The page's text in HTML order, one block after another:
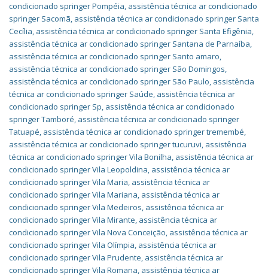
condicionado springer Pompéia, assistência técnica ar condicionado
springer Sacomã, assistência técnica ar condicionado springer Santa
Cecília, assistência técnica ar condicionado springer Santa Efigênia,
assistência técnica ar condicionado springer Santana de Parnaíba,
assistência técnica ar condicionado springer Santo amaro,
assistência técnica ar condicionado springer São Domingos,
assistência técnica ar condicionado springer São Paulo, assistência
técnica ar condicionado springer Saúde, assistência técnica ar
condicionado springer Sp, assistência técnica ar condicionado
springer Tamboré, assistência técnica ar condicionado springer
Tatuapé, assistência técnica ar condicionado springer tremembé,
assistência técnica ar condicionado springer tucuruvi, assistência
técnica ar condicionado springer Vila Bonilha, assistência técnica ar
condicionado springer Vila Leopoldina, assistência técnica ar
condicionado springer Vila Maria, assistência técnica ar
condicionado springer Vila Mariana, assistência técnica ar
condicionado springer Vila Medeiros, assistência técnica ar
condicionado springer Vila Mirante, assistência técnica ar
condicionado springer Vila Nova Conceição, assistência técnica ar
condicionado springer Vila Olímpia, assistência técnica ar
condicionado springer Vila Prudente, assistência técnica ar
condicionado springer Vila Romana, assistência técnica ar